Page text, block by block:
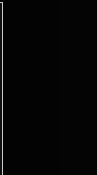
de Personalizacion